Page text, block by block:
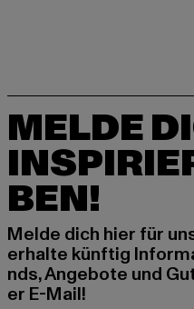
MELDE
BEN!
Melde dich hier für
erhalte künftig
nds, Angebote und
er E-Mail!